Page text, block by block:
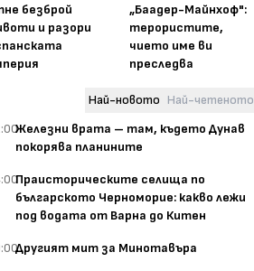
безброй
и разори
„Баадер-Майнхоф":
терористите,
чието име ви
преследва
Най-новото Най-четеното
Железни врата – там, където Дунав
покорява планините
Праисторическите селища по
българското Черноморие: какво лежи
под водата от Варна до Китен
Другият мит за Минотавъра